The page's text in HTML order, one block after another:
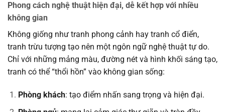
Phong cách nghệ thuật hiện đại, dễ kết hợp với nhiều
không gian
Không giống như tranh phong cảnh hay tranh cổ điển,
tranh trừu tượng tạo nên một ngôn ngữ nghệ thuật tự do.
Chỉ với những mảng màu, đường nét và hình khối sáng tạo,
tranh có thể “thổi hồn” vào không gian sống:
Phòng khách: tạo điểm nhấn sang trọng và hiện đại.